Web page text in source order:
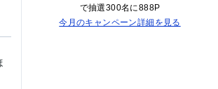
で抽選300名に888P
今月のキャンペーン詳細を見る